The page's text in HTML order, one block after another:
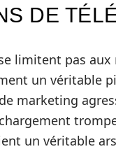
DE
limitent pas
un véritable
marketing
un véritable